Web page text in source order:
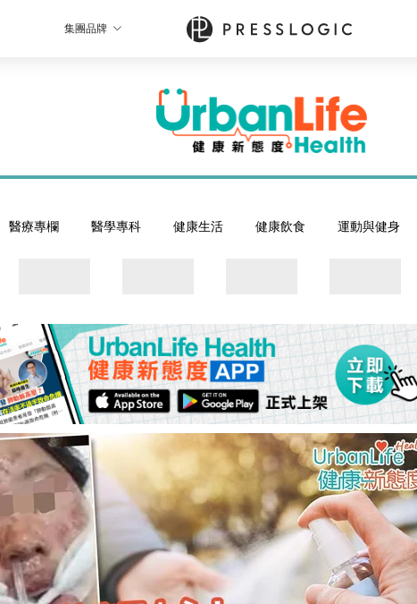
集團品牌
醫療專欄 醫學專科 健康生活 健康飲食 運動與健身